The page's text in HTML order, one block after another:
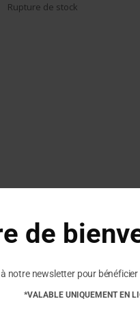
Rupture de stock
Commentaires
de
notre newsletter pour
*VALABLE UNIQUEMENT EN